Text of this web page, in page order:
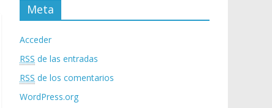
Meta
Acceder
RSS de las entradas
RSS de los comentarios
WordPress.org